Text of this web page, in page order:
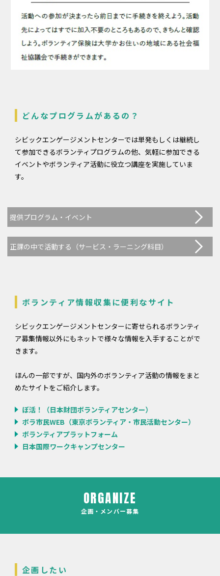
どんなプログラムがあるの？
シビックエンゲージメントセンターでは単発もしくは継続し
て参加できるボランティプログラムの他、気軽に参加できる
イベントやボランティア活動に役立つ講座を実施していま
す。
提供プログラム・イベント
正課の中で活動する（サービス・ラーニング科目）
ボランティア情報収集に便利なサイト
シビックエンゲージメントセンターに寄せられるボランティ
ア募集情報以外にもネットで様々な情報を入手することがで
きます。
ほんの一部ですが、国内外のボランティア活動の情報をまと
めたサイトをご紹介します。
ぼ活！（日本財団ボランティアセンター）
ボラ市民WEB（東京ボランティア・市民活動センター）
ボランティアプラットフォーム
日本国際ワークキャンプセンター
ORGANIZE
企画・メンバー募集
企画したい